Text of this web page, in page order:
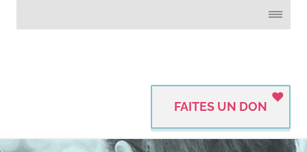
FAITES UN DON